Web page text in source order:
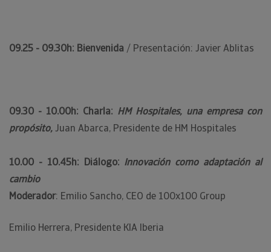
09.25 - 09.30h: Bienvenida / Presentación: Javier Ablitas
09.30 - 10.00h: Charla: HM Hospitales, una empresa con
propósito,Juan Abarca, Presidente de HM Hospitales
10.00 - 10.45h: Diálogo: Innovación como adaptación al
cambio
Moderador: Emilio Sancho, CEO de 100x100 Group
Emilio Herrera, Presidente KIA Iberia